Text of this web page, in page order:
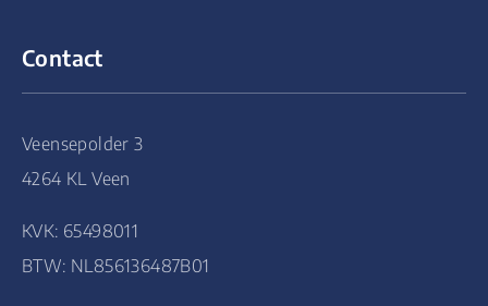
Contact
Veensepolder 3
4264 KL Veen
KVK: 65498011
BTW: NL856136487B01